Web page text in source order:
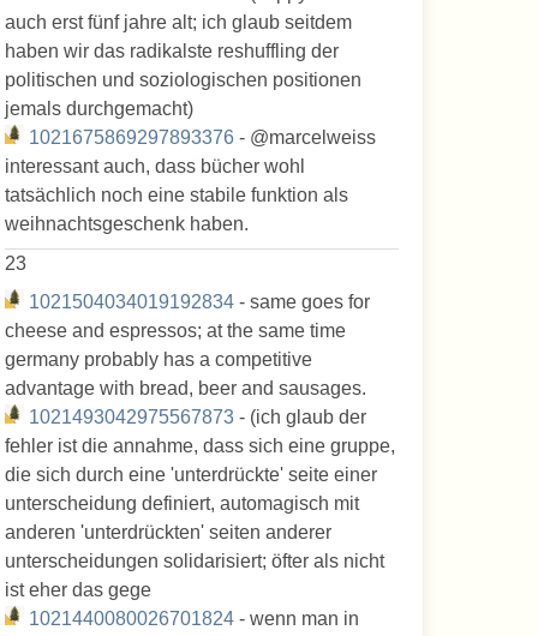
auch erst fünf jahre alt; ich glaub seitdem
haben wir das radikalste reshuffling der
politischen und soziologischen positionen
jemals durchgemacht)
1021675869297893376- @marcelweiss
interessant auch, dass bücher wohl
tatsächlich noch eine stabile funktion als
weihnachtsgeschenk haben.
23
1021504034019192834- same goes for
cheese and espressos; at the same time
germany probably has a competitive
advantage with bread, beer and sausages.
1021493042975567873- (ich glaub der
fehler ist die annahme, dass sich eine gruppe,
die sich durch eine 'unterdrückte' seite einer
unterscheidung definiert, automagisch mit
anderen 'unterdrückten' seiten anderer
unterscheidungen solidarisiert; öfter als nicht
ist eher das gege
1021440080026701824- wenn man in